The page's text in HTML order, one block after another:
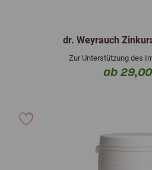
dr. Weyrauch
Zur Unterstützung des
ab